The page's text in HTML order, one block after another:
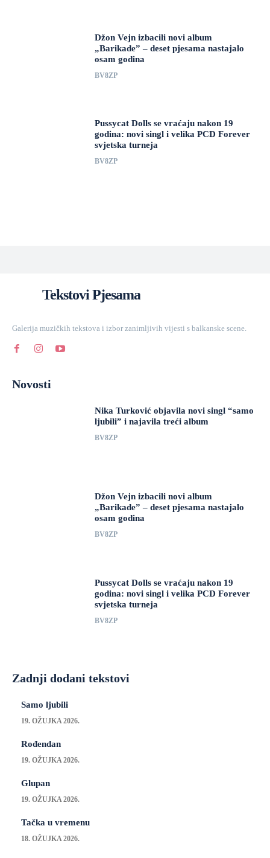
Džon Vejn izbacili novi album
„Barikade” – deset pjesama nastajalo
osam godina
BV8ZP
Pussycat Dolls se vraćaju nakon 19
godina: novi singl i velika PCD Forever
svjetska turneja
BV8ZP
Tekstovi Pjesama
Galerija muzičkih tekstova i izbor zanimljivih vijesti s balkanske scene.
Novosti
Nika Turković objavila novi singl “samo
ljubili” i najavila treći album
BV8ZP
Džon Vejn izbacili novi album
„Barikade” – deset pjesama nastajalo
osam godina
BV8ZP
Pussycat Dolls se vraćaju nakon 19
godina: novi singl i velika PCD Forever
svjetska turneja
BV8ZP
Zadnji dodani tekstovi
Samo ljubili
19. OŽUJKA 2026.
Rođendan
19. OŽUJKA 2026.
Glupan
19. OŽUJKA 2026.
Tačka u vremenu
18. OŽUJKA 2026.